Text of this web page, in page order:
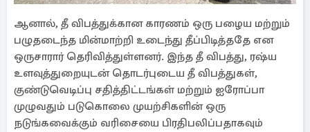
ஆனால், தீ விபத்துக்கான காரணம் ஒரு பழைய மற்றும்
பழுதடைந்த மின்மாற்றி உடைந்து தீப்பிடித்ததே என
ஒருசாரார் தெரிவித்துள்ளனர். இந்த தீ விபத்து, ரஷ்ய
உளவுத்துறையுடன் தொடர்புடைய தீ விபத்துகள்,
குண்டுவெடிப்பு சதித்திட்டங்கள் மற்றும் ஐரோப்பா
முழுவதும் படுகொலை முயற்சிகளின் ஒரு
நடுங்கவைக்கும் வரிசையை பிரதிபலிப்பதாகவும்